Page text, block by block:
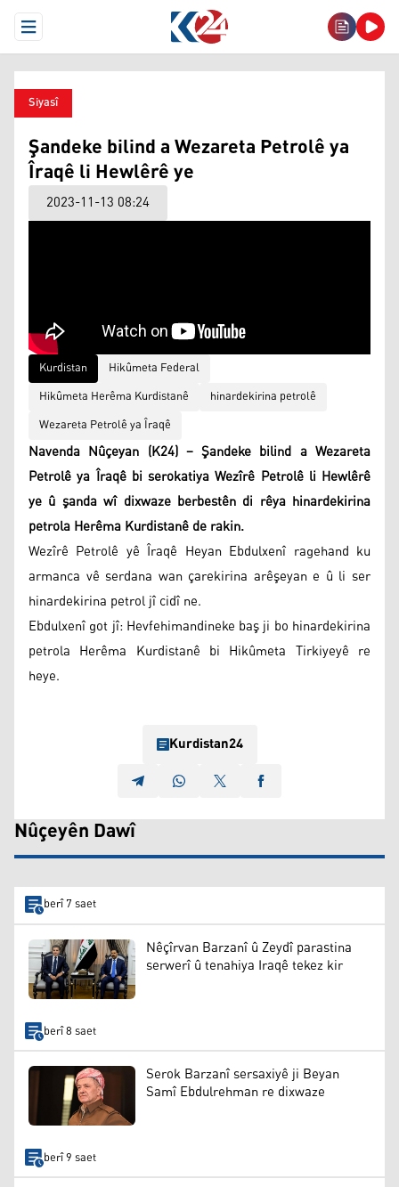
Open Menu
Siyasî
Şandeke bilind a Wezareta Petrolê ya
Îraqê li Hewlêrê ye
2023-11-13 08:24
Kurdistan
Hikûmeta Federal
Hikûmeta Herêma Kurdistanê
hinardekirina petrolê
Wezareta Petrolê ya Îraqê
Navenda Nûçeyan (K24) – Şandeke bilind a Wezareta
Petrolê ya Îraqê bi serokatiya Wezîrê Petrolê li Hewlêrê
ye û şanda wî dixwaze berbestên di rêya hinardekirina
petrola Herêma Kurdistanê de rakin.
Wezîrê Petrolê yê Îraqê Heyan Ebdulxenî ragehand ku
armanca vê serdana wan çarekirina arêşeyan e û li ser
hinardekirina petrol jî cidî ne.
Ebdulxenî got jî: Hevfehimandineke baş ji bo hinardekirina
petrola Herêma Kurdistanê bi Hikûmeta Tirkiyeyê re
heye.
Kurdistan24
Nûçeyên Dawî
berî 7 saet
Nêçîrvan Barzanî û Zeydî parastina
serwerî û tenahiya Iraqê tekez kir
berî 8 saet
Serok Barzanî sersaxiyê ji Beyan
Samî Ebdulrehman re dixwaze
berî 9 saet